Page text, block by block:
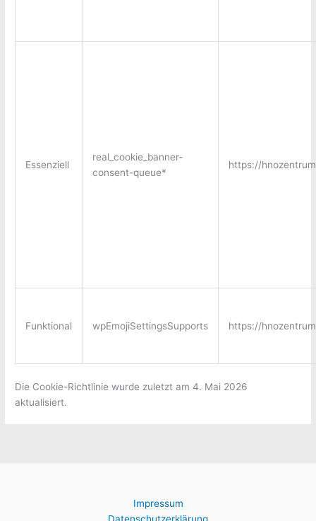
Essenziell
real_cookie_banner-
consent-queue*
https://
Funktional wpEmojiSettingsSupports https://
Die Cookie-Richtlinie wurde zuletzt am 4. Mai 2026
aktualisiert.
Impressum
Datenschutzerklärung